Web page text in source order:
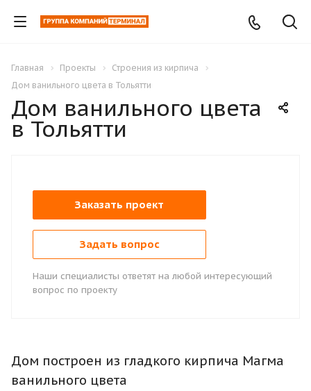
Главная Проекты
Строения из кирпича
Дом ванильного цвета в Тольятти
Дом ванильного цвета
в Тольятти
Заказать проект
Задать вопрос
Наши специалисты ответят на любой интересующий
вопрос по проекту
Дом построен из гладкого кирпича Магма
ванильного цвета